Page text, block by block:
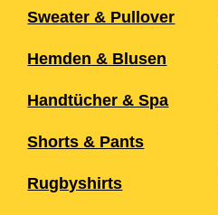
Sweater & Pullover
Hemden & Blusen
Handtücher & Spa
Shorts & Pants
Rugbyshirts